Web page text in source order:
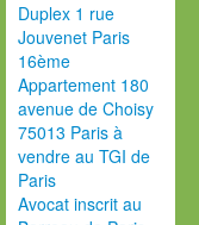
Duplex 1 rue
Jouvenet Paris
16ème
Appartement 180
avenue de Choisy
75013 Paris à
vendre au TGI de
Paris
Avocat inscrit au